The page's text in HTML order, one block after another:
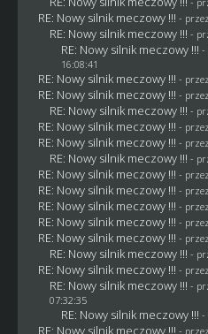
RE: Nowy silnik meczowy !!! - przez
RE: Nowy silnik meczowy !!! -
RE: Nowy silnik meczowy !!! -
16:08:41
RE: Nowy silnik meczowy !!! - przez
RE: Nowy silnik meczowy !!! - przez
RE: Nowy silnik meczowy !!! -
RE: Nowy silnik meczowy !!! - przez
RE: Nowy silnik meczowy !!! - przez
RE: Nowy silnik meczowy !!! -
RE: Nowy silnik meczowy !!! - przez
RE: Nowy silnik meczowy !!! - przez
RE: Nowy silnik meczowy !!! - przez
RE: Nowy silnik meczowy !!! - przez
RE: Nowy silnik meczowy !!! - przez
RE: Nowy silnik meczowy !!! -
RE: Nowy silnik meczowy !!! - przez
RE: Nowy silnik meczowy !!! -
07:32:35
RE: Nowy silnik meczowy !!! -
RE: Nowy silnik meczowy !!! - przez